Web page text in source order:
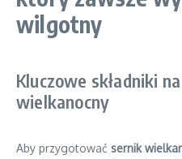
wilgotny
Kluczowe składniki
wielkanocny
Aby przygotować sernik